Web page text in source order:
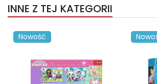
INNE Z TEJ KATEGORII
Nowość